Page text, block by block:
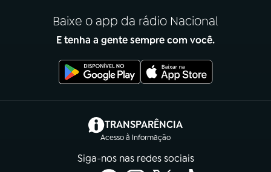
Baixe o app da rádio Nacional
E tenha a gente sempre com você.
TRANSPARÊNCIA
Acesso à Informação
(abre em nova aba)
Siga-nos nas redes sociais